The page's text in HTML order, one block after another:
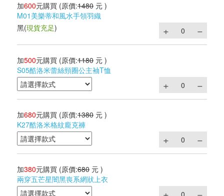
加600元購買 (原價:1480 元 )
M01美樂蒂和風水手領羽織
黑(現貨充足)
加500元購買 (原價:1180 元 )
S05酷洛米蕾絲頸圈公主袖T恤
加680元購買 (原價:1380 元 )
K27酷洛米格紋龐克褲
加380元購買 (原價:680 元 )
兩穿五芒星闇黑喪系網狀上衣